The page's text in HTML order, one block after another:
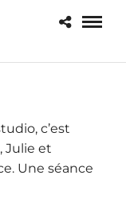
c’est
Julie et
Une séance